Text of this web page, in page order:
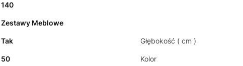
140
Zestawy Meblowe
Tak Głębokość ( cm )
50 Kolor